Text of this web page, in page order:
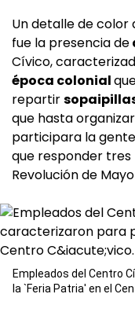
Un detalle de color
fue la presencia de
Cívico,
época colonial
repartir
que hasta
participara la
que responder
Revolución de
Empleados del Centro
la `Feria Patria' en el